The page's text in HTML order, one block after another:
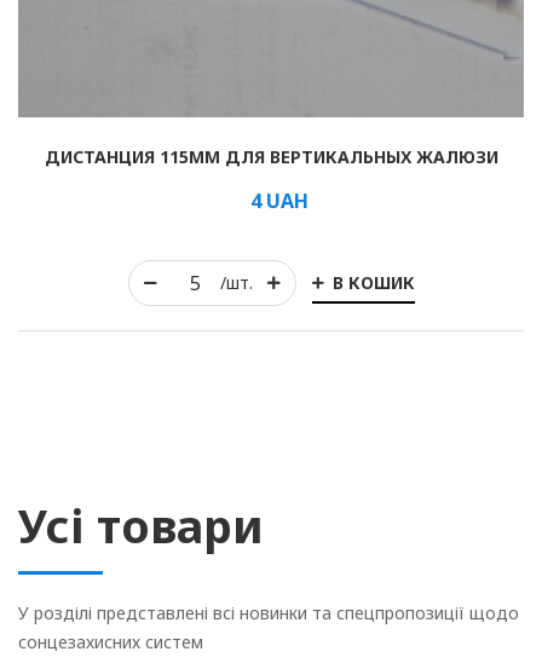
/шт. В КОШИК
ДИСТАНЦИЯ 115ММ ДЛЯ ВЕРТИКАЛЬНЫХ ЖАЛЮЗИ
4UAH
Усі товари
У розділі представлені всі новинки та спецпропозиції щодо
сонцезахисних систем